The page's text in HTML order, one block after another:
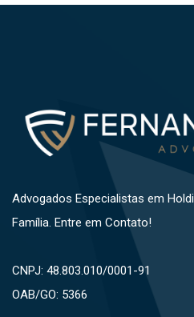
Advogados Especialistas em
Família. Entre em Contato!
CNPJ: 48.803.010/0001-91
OAB/GO: 5366